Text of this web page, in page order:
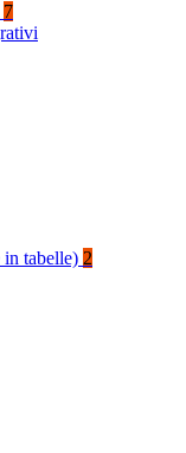
7
tabelle) 2